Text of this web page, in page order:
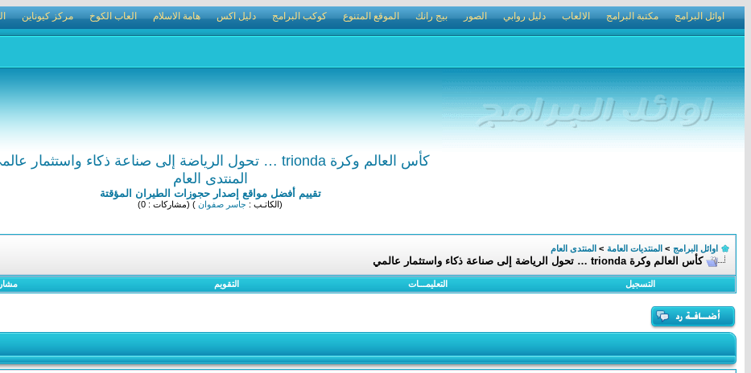
اوائل البرامج مكتبة البرامج الالعاب دليل روابي الصور بيج رانك الموقع المتنوع كوكب البرامج دليل اكس هامة الاسلام العاب الكوخ مركز كيوناين
كأس العالم وكرة trionda … تحول الرياضة إلى صناعة ذكاء واستثمار عالمي
المنتدى العام
تقييم أفضل مواقع إصدار حجوزات الطيران المؤقتة
(الكاتـب : جاسر صفوان ) (مشاركات : 0)
اوائل البرامج > المنتديات العامة > المنتدى العام
كأس العالم وكرة trionda … تحول الرياضة إلى صناعة ذكاء واستثمار عالمي
التسجيل التعليمـــات التقويم